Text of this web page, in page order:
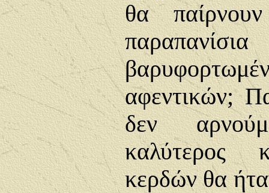
θα
αφεντικών;
δεν
καλύτερος
κερδών θα